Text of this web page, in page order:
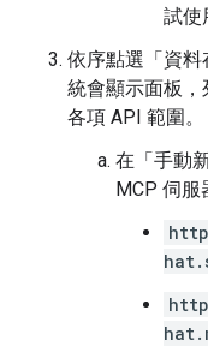
試使
依序點選「資料
統會顯示面板，
各項 API 範圍。
在「手動
MCP 伺服